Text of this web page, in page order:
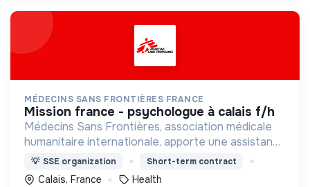
MÉDECINS SANS FRONTIÈRES FRANCE
mission france - psychologue à calais f/h
Médecins Sans Frontières, association médicale
humanitaire internationale, apporte une assistance
médicale à des populations dont la vie est
menacée.
💡 SSE organization Short-term contract
Calais, France Health